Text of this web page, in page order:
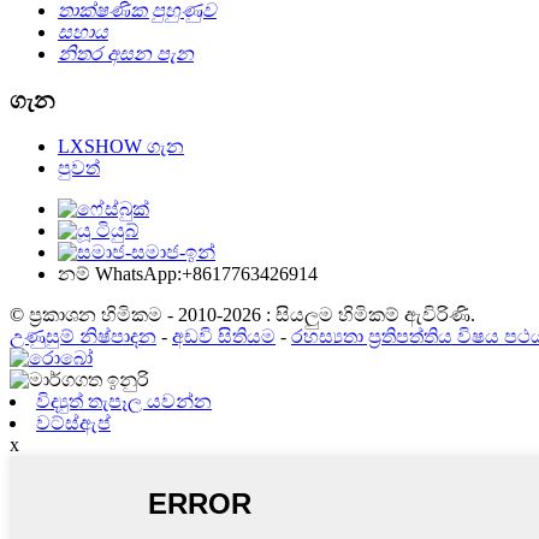
තාක්ෂණික පුහුණුව
සහාය
නිතර අසන පැන
ගැන
LXSHOW ගැන
පුවත්
නම් WhatsApp:+8617763426914
© ප්‍රකාශන හිමිකම - 2010-2026 : සියලුම හිමිකම් ඇවිරිණි.
උණුසුම් නිෂ්පාදන - අඩවි සිතියම - රහස්‍යතා ප්‍රතිපත්තිය විෂය
විද්‍යුත් තැපෑල යවන්න
වට්ස්ඇප්
x